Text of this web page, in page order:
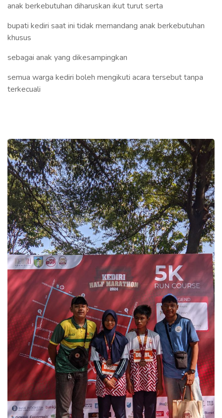
anak berkebutuhan diharuskan ikut turut serta
bupati kediri saat ini tidak memandang anak berkebutuhan
khusus
sebagai anak yang dikesampingkan
semua warga kediri boleh mengikuti acara tersebut tanpa
terkecuali